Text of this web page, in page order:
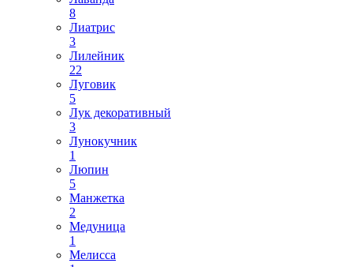
8
Лиатрис
3
Лилейник
22
Луговик
5
Лук декоративный
3
Лунокучник
1
Люпин
5
Манжетка
2
Медуница
1
Мелисса